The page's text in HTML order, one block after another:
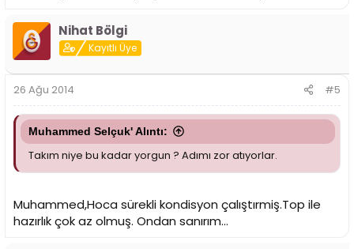
Nihat Bölgi
Kayıtlı Üye
26 Ağu 2014 #5
Muhammed Selçuk' Alıntı:
Takım niye bu kadar yorgun ? Adımı zor atıyorlar.
Muhammed,Hoca sürekli kondisyon çalıştırmiş.Top ile
hazırlık çok az olmuş. Ondan sanırım...